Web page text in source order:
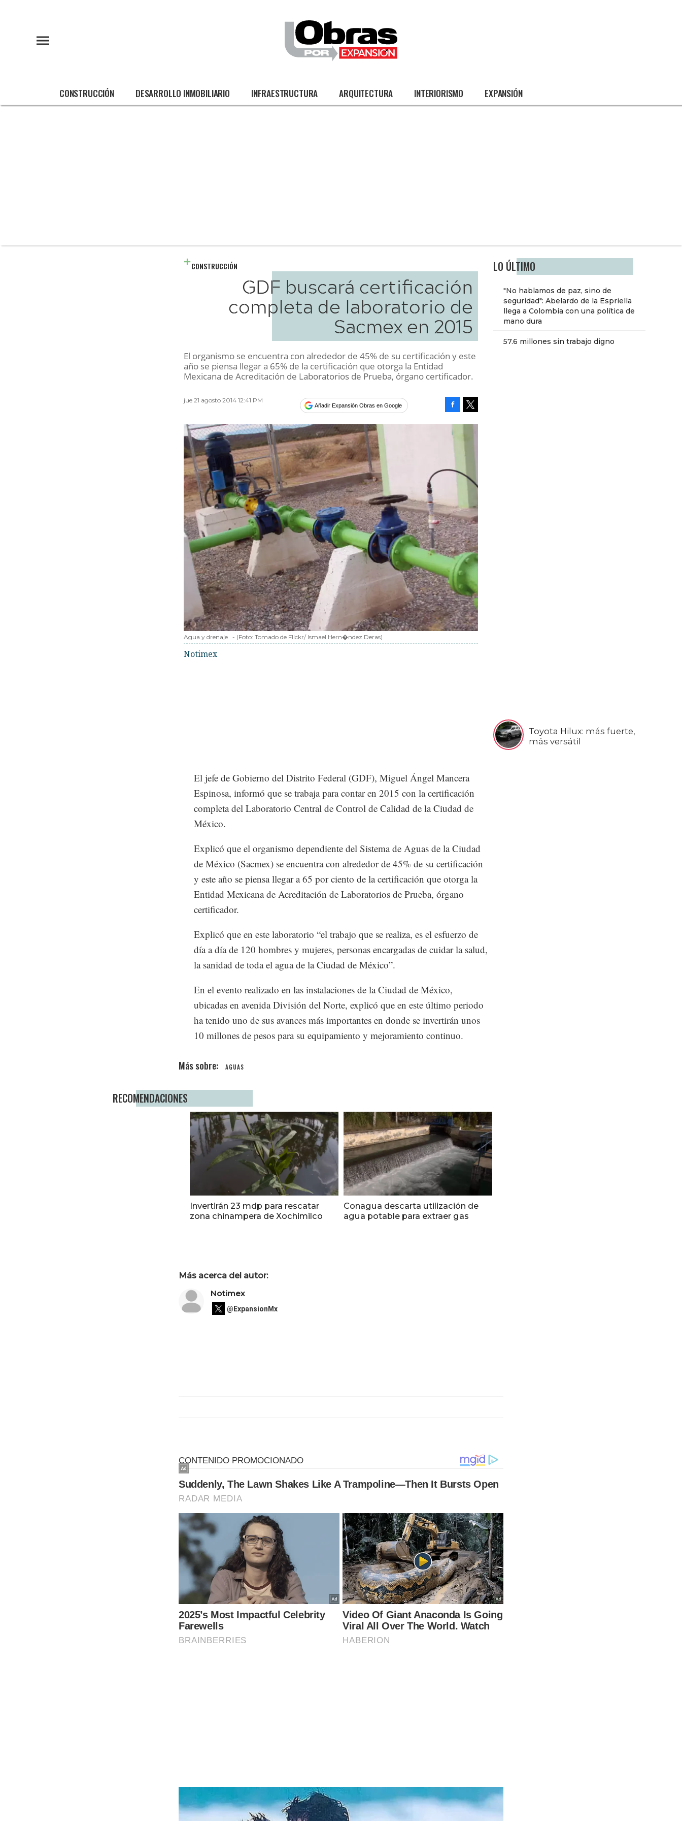
CONSTRUCCIÓN DESARROLLO INMOBILIARIO INFRAESTRUCTURA ARQUITECTURA INTERIORISMO EXPANSIÓN
LO ÚLTIMO
"No hablamos de paz, sino de
seguridad": Abelardo de la Espriella
llega a Colombia con una política de
mano dura
57.6 millones sin trabajo digno
Toyota Hilux: más fuerte,
más versátil
CONSTRUCCIÓN
GDF buscará certificación
completa de laboratorio de
Sacmex en 2015
El organismo se encuentra con alrededor de 45% de su certificación y este
año se piensa llegar a 65% de la certificación que otorga la Entidad
Mexicana de Acreditación de Laboratorios de Prueba, órgano certificador.
jue 21 agosto 2014 12:41 PM
Añadir Expansión Obras en Google
Agua y drenaje - (Foto: Tomado de Flickr/ Ismael Hern�ndez Deras)
Notimex
El jefe de Gobierno del Distrito Federal (GDF), Miguel Ángel Mancera
Espinosa, informó que se trabaja para contar en 2015 con la certificación
completa del Laboratorio Central de Control de Calidad de la Ciudad de
México.
Explicó que el organismo dependiente del Sistema de Aguas de la Ciudad
de México (Sacmex) se encuentra con alrededor de 45% de su certificación
y este año se piensa llegar a 65 por ciento de la certificación que otorga la
Entidad Mexicana de Acreditación de Laboratorios de Prueba, órgano
certificador.
Explicó que en este laboratorio “el trabajo que se realiza, es el esfuerzo de
día a día de 120 hombres y mujeres, personas encargadas de cuidar la salud,
la sanidad de toda el agua de la Ciudad de México”.
En el evento realizado en las instalaciones de la Ciudad de México,
ubicadas en avenida División del Norte, explicó que en este último periodo
ha tenido uno de sus avances más importantes en donde se invertirán unos
10 millones de pesos para su equipamiento y mejoramiento continuo.
AGUAS
RECOMENDACIONES
Invertirán 23 mdp para rescatar
zona chinampera de Xochimilco
Conagua descarta utilización de
agua potable para extraer gas
Más acerca del autor:
Notimex
@ExpansionMx